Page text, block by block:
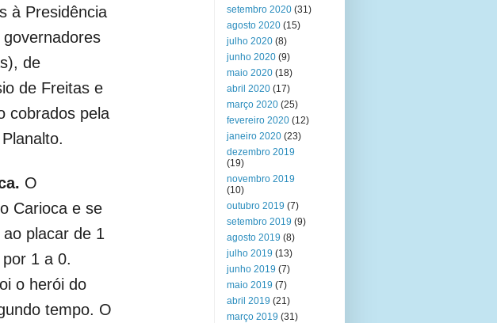
à Presidência
de
de Freitas e
cobrados pela
O
Carioca e se
placar de 1
1 a 0.
o herói do
tempo. O
setembro 2020 (31)
agosto 2020 (15)
julho 2020 (8)
junho 2020 (9)
maio 2020 (18)
abril 2020 (17)
março 2020 (25)
fevereiro 2020 (12)
janeiro 2020 (23)
dezembro 2019
(19)
novembro 2019
(10)
outubro 2019 (7)
setembro 2019 (9)
agosto 2019 (8)
julho 2019 (13)
junho 2019 (7)
maio 2019 (7)
abril 2019 (21)
março 2019 (31)